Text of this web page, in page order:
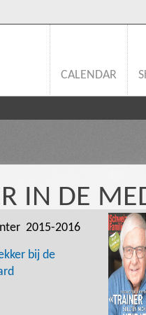
CALENDAR
IN DE
2015-2016
bij de